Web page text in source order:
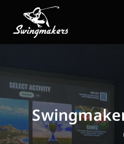
content